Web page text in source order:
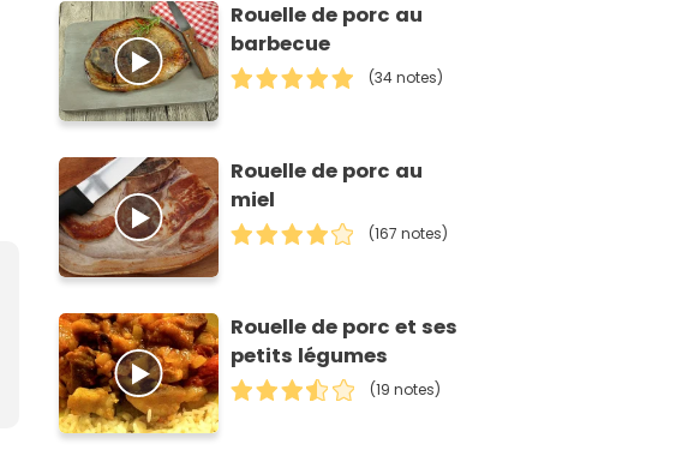
Rouelle de porc au
barbecue
(34 notes)
Rouelle de porc au
miel
(167 notes)
Rouelle de porc et ses
petits légumes
(19 notes)